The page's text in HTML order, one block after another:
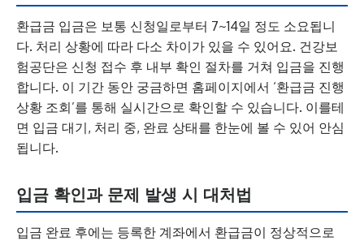
환급금 입금은 보통 신청일로부터 7~14일 정도 소요됩니
다. 처리 상황에 따라 다소 차이가 있을 수 있어요. 건강보
험공단은 신청 접수 후 내부 확인 절차를 거쳐 입금을 진행
합니다. 이 기간 동안 궁금하면 홈페이지에서 ‘환급금 진행
상황 조회’를 통해 실시간으로 확인할 수 있습니다. 이를테
면 입금 대기, 처리 중, 완료 상태를 한눈에 볼 수 있어 안심
됩니다.
입금 확인과 문제 발생 시 대처법
입금 완료 후에는 등록한 계좌에서 환급금이 정상적으로